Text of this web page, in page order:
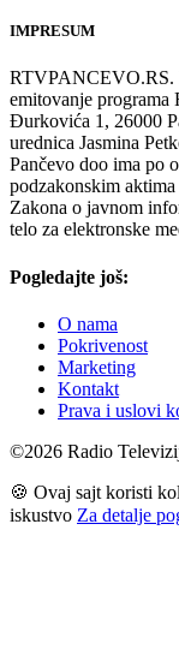
IMPRESUM
RTVPANCEVO.RS.
emitovanje
Đurkovića 1, 26000
urednica Jasmina
Pančevo doo ima po
podzakonskim
Zakona o javnom
telo za elektronske
Pogledajte još:
O nama
Pokrivenost
Marketing
Kontakt
Prava i uslovi
©2026 Radio
🍪 Ovaj sajt koristi
iskustvo Za detalje